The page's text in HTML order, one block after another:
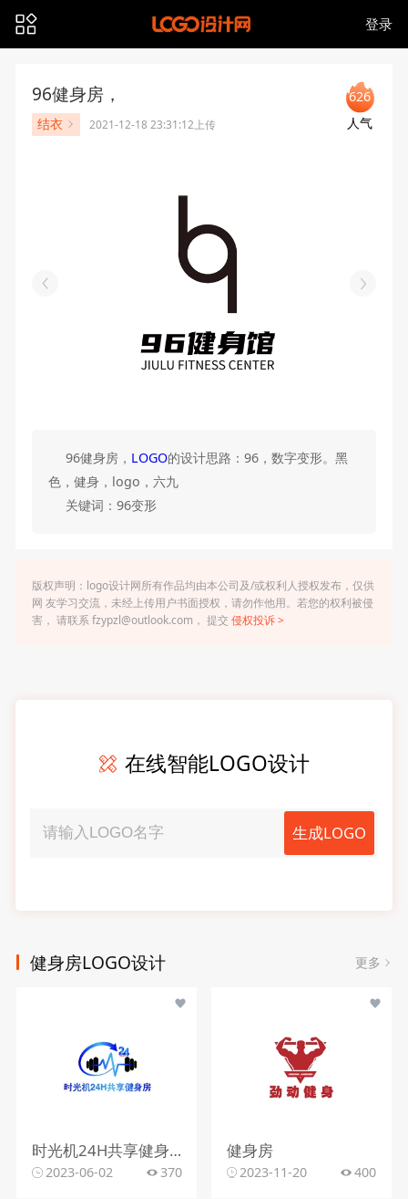
登录
96健身房，
结衣 2021-12-18 23:31:12上传
626
人气
96健身房， LOGO的设计思路：96，数字变形。黑
色，健身，logo，六九
关键词：96变形
版权声明：logo设计网所有作品均由本公司及/或权利人授权发布，仅供
网 友学习交流，未经上传用户书面授权，请勿作他用。若您的权利被侵
害， 请联系 fzypzl@outlook.com， 提交 侵权投诉 >
在线智能LOGO设计
生成LOGO
健身房LOGO设计 更多
时光机24H共享健身房
2023-06-02 370
健身房
2023-11-20 400